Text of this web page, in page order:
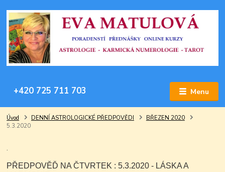
Menu
+420 725 711 703
Úvod DENNÍ ASTROLOGICKÉ PŘEDPOVĚDI
BŘEZEN 2020
5.3.2020
.
PŘEDPOVĚĎ NA ČTVRTEK : 5.3.2020 - LÁSKA A